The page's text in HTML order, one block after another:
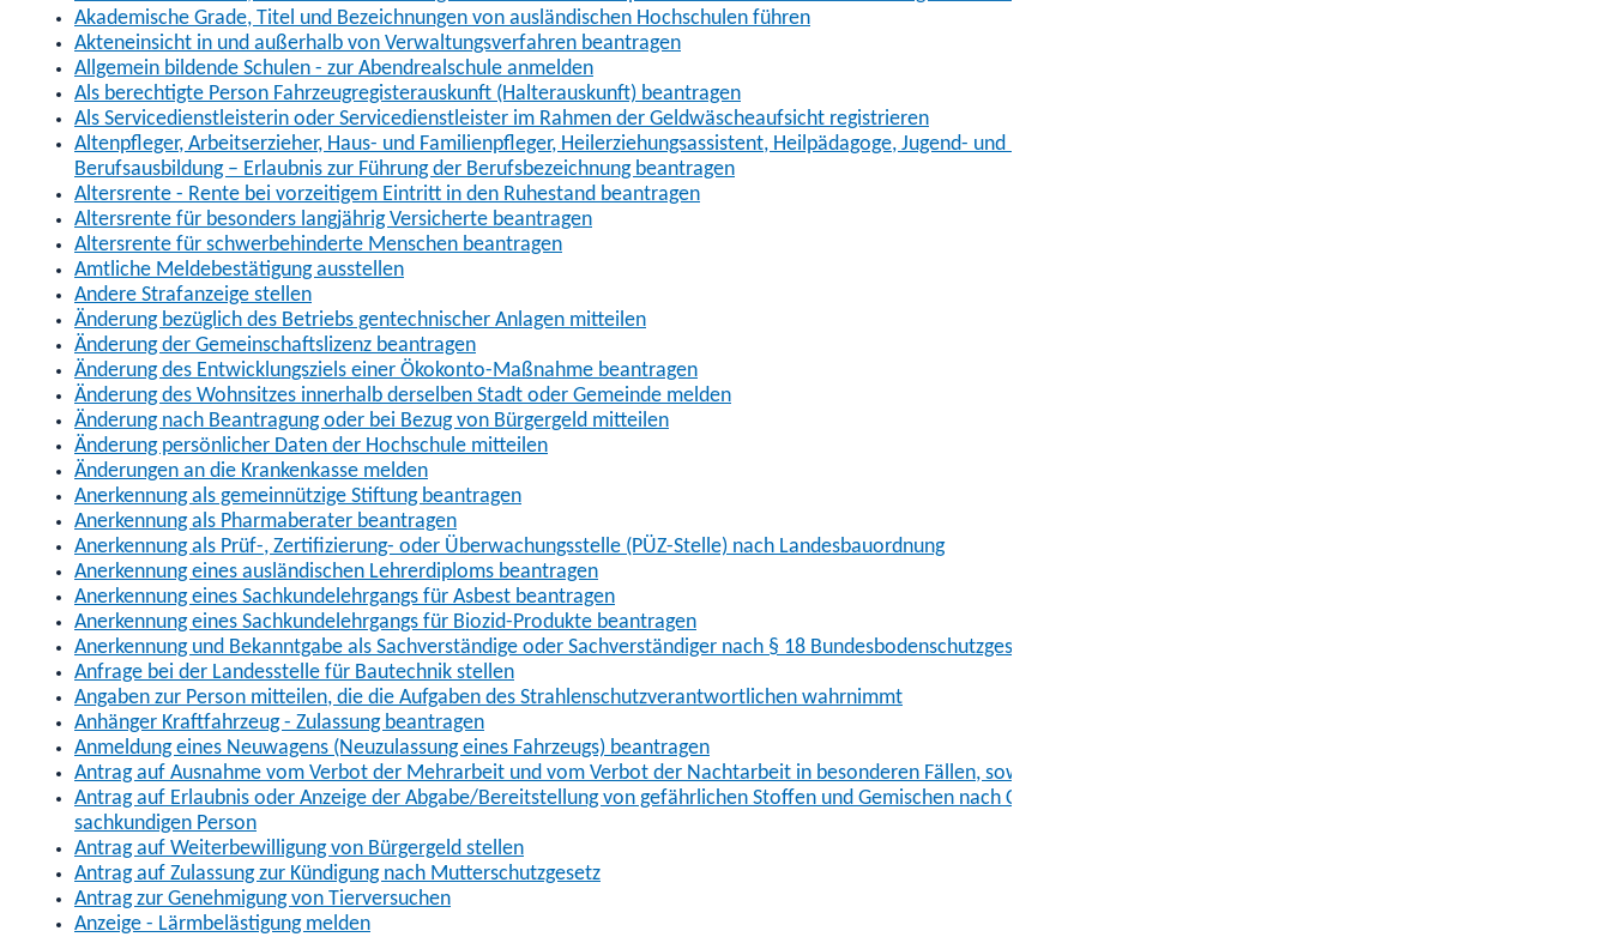
Akademische Grade, Titel und Bezeichnungen von ausländischen Hochschulen führen
Akteneinsicht in und außerhalb von Verwaltungsverfahren beantragen
Allgemein bildende Schulen - zur Abendrealschule anmelden
Als berechtigte Person Fahrzeugregisterauskunft (Halterauskunft) beantragen
Als Servicedienstleisterin oder Servicedienstleister im Rahmen der Geldwäscheaufsicht registrieren
Altenpfleger, Arbeitserzieher, Haus- und Familienpfleger, Heilerziehungsassistent, Heilpädagoge, Jugend- und Heimerzieher, Sozialarbeiter, Sozialpädagoge mit ausländischer
Berufsausbildung – Erlaubnis zur Führung der Berufsbezeichnung beantragen
Altersrente - Rente bei vorzeitigem Eintritt in den Ruhestand beantragen
Altersrente für besonders langjährig Versicherte beantragen
Altersrente für schwerbehinderte Menschen beantragen
Amtliche Meldebestätigung ausstellen
Andere Strafanzeige stellen
Änderung bezüglich des Betriebs gentechnischer Anlagen mitteilen
Änderung der Gemeinschaftslizenz beantragen
Änderung des Entwicklungsziels einer Ökokonto-Maßnahme beantragen
Änderung des Wohnsitzes innerhalb derselben Stadt oder Gemeinde melden
Änderung nach Beantragung oder bei Bezug von Bürgergeld mitteilen
Änderung persönlicher Daten der Hochschule mitteilen
Änderungen an die Krankenkasse melden
Anerkennung als gemeinnützige Stiftung beantragen
Anerkennung als Pharmaberater beantragen
Anerkennung als Prüf-, Zertifizierung- oder Überwachungsstelle (PÜZ-Stelle) nach Landesbauordnung
Anerkennung eines ausländischen Lehrerdiploms beantragen
Anerkennung eines Sachkundelehrgangs für Asbest beantragen
Anerkennung eines Sachkundelehrgangs für Biozid-Produkte beantragen
Anerkennung und Bekanntgabe als Sachverständige oder Sachverständiger nach § 18 Bundesbodenschutzgesetz
Anfrage bei der Landesstelle für Bautechnik stellen
Angaben zur Person mitteilen, die die Aufgaben des Strahlenschutzverantwortlichen wahrnimmt
Anhänger Kraftfahrzeug - Zulassung beantragen
Anmeldung eines Neuwagens (Neuzulassung eines Fahrzeugs) beantragen
Antrag auf Ausnahme vom Verbot der Mehrarbeit und vom Verbot der Nachtarbeit in besonderen Fällen, sowie der Art der Arbeit und dem Arbeitstempo
Antrag auf Erlaubnis oder Anzeige der Abgabe/Bereitstellung von gefährlichen Stoffen und Gemischen nach ChemVerbotsV sowie Änderungsanzeigen bei Wechsel der
sachkundigen Person
Antrag auf Weiterbewilligung von Bürgergeld stellen
Antrag auf Zulassung zur Kündigung nach Mutterschutzgesetz
Antrag zur Genehmigung von Tierversuchen
Anzeige - Lärmbelästigung melden